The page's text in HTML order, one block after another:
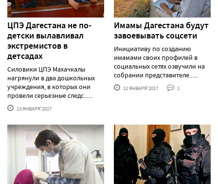
ЦПЭ Дагестана не по-
детски вылавливал
экстремистов в
детсадах
Силовики ЦПЭ Махачкалы
нагрянули в два дошкольных
учреждения, в которых они
провели серьезные следс......
13 ЯНВАРЯ'2017
Имамы Дагестана будут
завоевывать соцсети
Инициативу по созданию
имамами своих профилей в
социальных сетях озвучили на
собрании представителе......
12 ЯНВАРЯ'2017 1